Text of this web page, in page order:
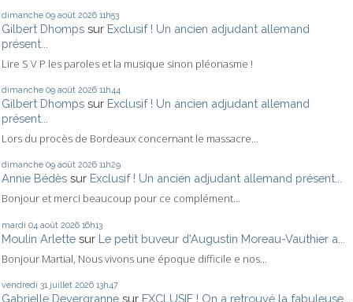
dimanche 09 août 2026 11h53
Gilbert Dhomps sur Exclusif ! Un ancien adjudant allemand
présent...
Lire S V P les paroles et la musique sinon pléonasme !
dimanche 09 août 2026 11h44
Gilbert Dhomps sur Exclusif ! Un ancien adjudant allemand
présent...
Lors du procès de Bordeaux concernant le massacre...
dimanche 09 août 2026 11h29
Annie Bédès sur Exclusif ! Un ancien adjudant allemand présent...
Bonjour et merci beaucoup pour ce complément...
mardi 04 août 2026 16h13
Moulin Arlette sur Le petit buveur d'Augustin Moreau-Vauthier a...
Bonjour Martial, Nous vivons une époque difficile e nos...
vendredi 31 juillet 2026 13h47
Gabrielle Devergranne sur EXCLUSIF ! On a retrouvé la fabuleuse...